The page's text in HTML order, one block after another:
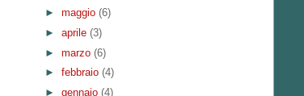
► maggio (6)
► aprile (3)
► marzo (6)
► febbraio (4)
► gennaio (4)